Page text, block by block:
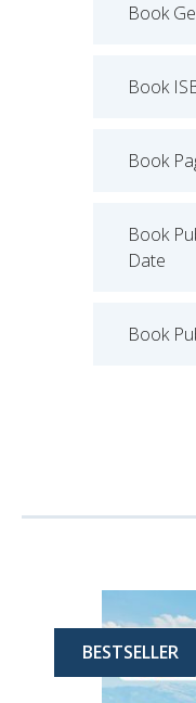
Book
Book
Book
Book
Date
Book
BESTSELLER